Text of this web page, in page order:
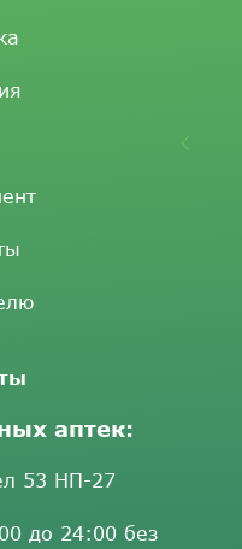
аптек:
53 НП-27
до 24:00 без